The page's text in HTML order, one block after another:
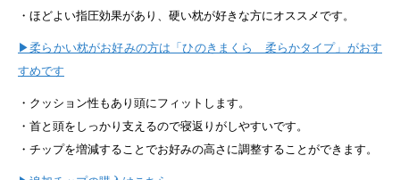
・ほどよい指圧効果があり、硬い枕が好きな方にオススメです。
▶柔らかい枕がお好みの方は「ひのきまくら 柔らかタイプ」がおす
すめです
・クッション性もあり頭にフィットします。
・首と頭をしっかり支えるので寝返りがしやすいです。
・チップを増減することでお好みの高さに調整することができます。